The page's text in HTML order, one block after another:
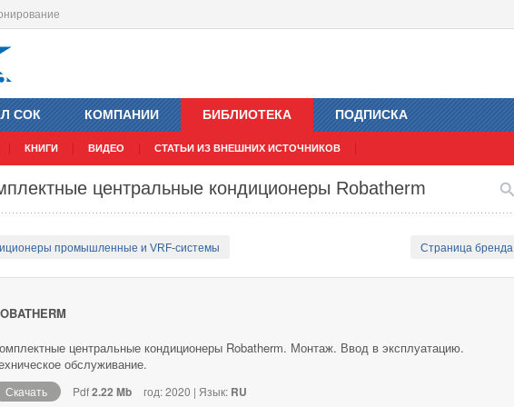
СОК КОМПАНИИ БИБЛИОТЕКА
КНИГИ ВИДЕО СТАТЬИ ИЗ ВНЕШНИХ ИСТОЧНИКОВ
ПОДПИСКА
центральные кондиционеры Robatherm
промышленные и VRF-системы Страница бренда
центральные кондиционеры Robatherm. Монтаж. Ввод в эксплуатацию.
обслуживание.
Скачать Pdf2.22 Mb год: 2020 | Язык: RU